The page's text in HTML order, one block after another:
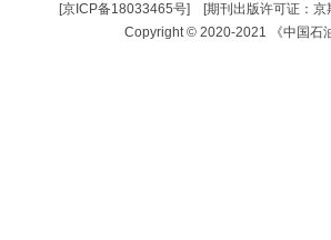
[京ICP备18033465号] [期刊出版许可证：
Copyright © 2020-2021 《中国石